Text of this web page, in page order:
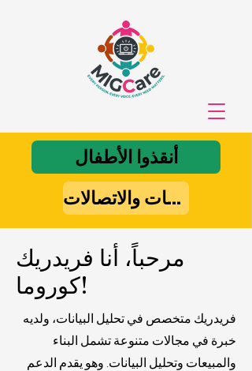
أنقذوا الأطفال
راعي تكنولوجيا المعلومات والاتصالات
مرحباً، أنا فريدريك
كوروما!
فريدريك متخصص في تحليل البيانات، ولديه
خبرة في مجالات متنوعة تشمل البناء
والمبيعات وتحليل البيانات. وهو يقدم الدعم